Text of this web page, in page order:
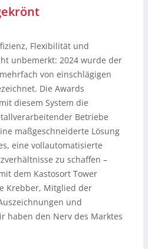
Flexibilität und
unbemerkt: 2024 wurde der
von einschlägigen
Die Awards
diesem System die
Betriebe
maßgeschneiderte Lösung
eine vollautomatisierte
zu schaffen –
dem Kastosort Tower
Krebber, Mitglied der
und
haben den Nerv des Marktes